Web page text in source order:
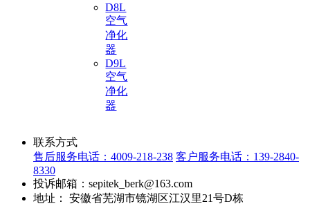
D8L
空气
净化
器
D9L
空气
净化
器
联系方式
售后服务电话：4009-218-238 客户服务电话：139-2840-
8330
投诉邮箱：sepitek_berk@163.com
地址： 安徽省芜湖市镜湖区江汉里21号D栋